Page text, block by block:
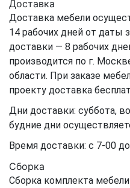
Доставка
Доставка мебели
14 рабочих дней от даты
доставки — 8 рабочих
производится по г.
области. При заказе
проекту доставка
Дни доставки: суббота,
будние дни
Время доставки: с 7-00
Сборка
Сборка комплекта